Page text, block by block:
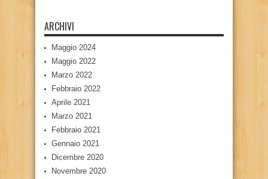
ARCHIVI
Maggio 2024
Maggio 2022
Marzo 2022
Febbraio 2022
Aprile 2021
Marzo 2021
Febbraio 2021
Gennaio 2021
Dicembre 2020
Novembre 2020